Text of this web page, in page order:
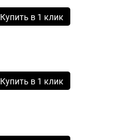
Купить в 1 клик
Купить в 1 клик